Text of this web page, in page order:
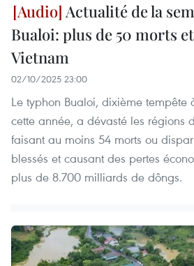
Actualité de la
Bualoi: plus de 50 morts
Vietnam
02/10/2025 23:00
Le typhon Bualoi, dixième tempête
cette année, a dévasté les régions
faisant au moins 54 morts ou
blessés et causant des pertes
plus de 8.700 milliards de dôngs.